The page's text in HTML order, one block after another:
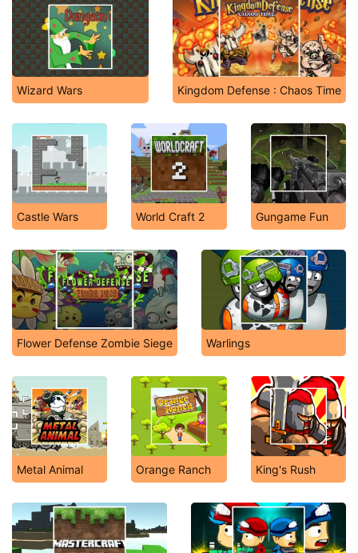
Wizard Wars Kingdom Defense : Chaos Time
Castle Wars World Craft 2 Gungame Fun
Flower Defense Zombie Siege Warlings
Metal Animal Orange Ranch King's Rush